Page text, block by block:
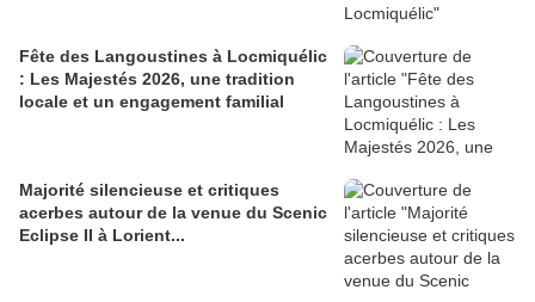
Fête des Langoustines à Locmiquélic
: Les Majestés 2026, une tradition
locale et un engagement familial
Majorité silencieuse et critiques
acerbes autour de la venue du Scenic
Eclipse II à Lorient...